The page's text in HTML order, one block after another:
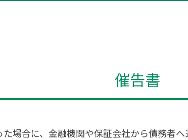
催告書
場合に、金融機関や保証会社から債務者